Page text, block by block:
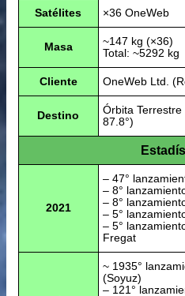
Satélites ×36 OneWeb
Masa
~147 kg (×36)
Total: ~5292 kg
Cliente OneWeb Ltd.
Destino
Órbita
87.8°)
2021
– 47°
– 8°
– 8°
– 5°
– 5°
Fregat
~ 1935°
(Soyuz)
– 121°